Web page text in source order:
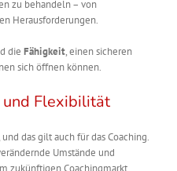
zu behandeln – von
Herausforderungen.
die Fähigkeit, einen sicheren
sich öffnen können.
Flexibilität
und das gilt auch für das Coaching.
Umstände und
zukünftigen Coachingmarkt